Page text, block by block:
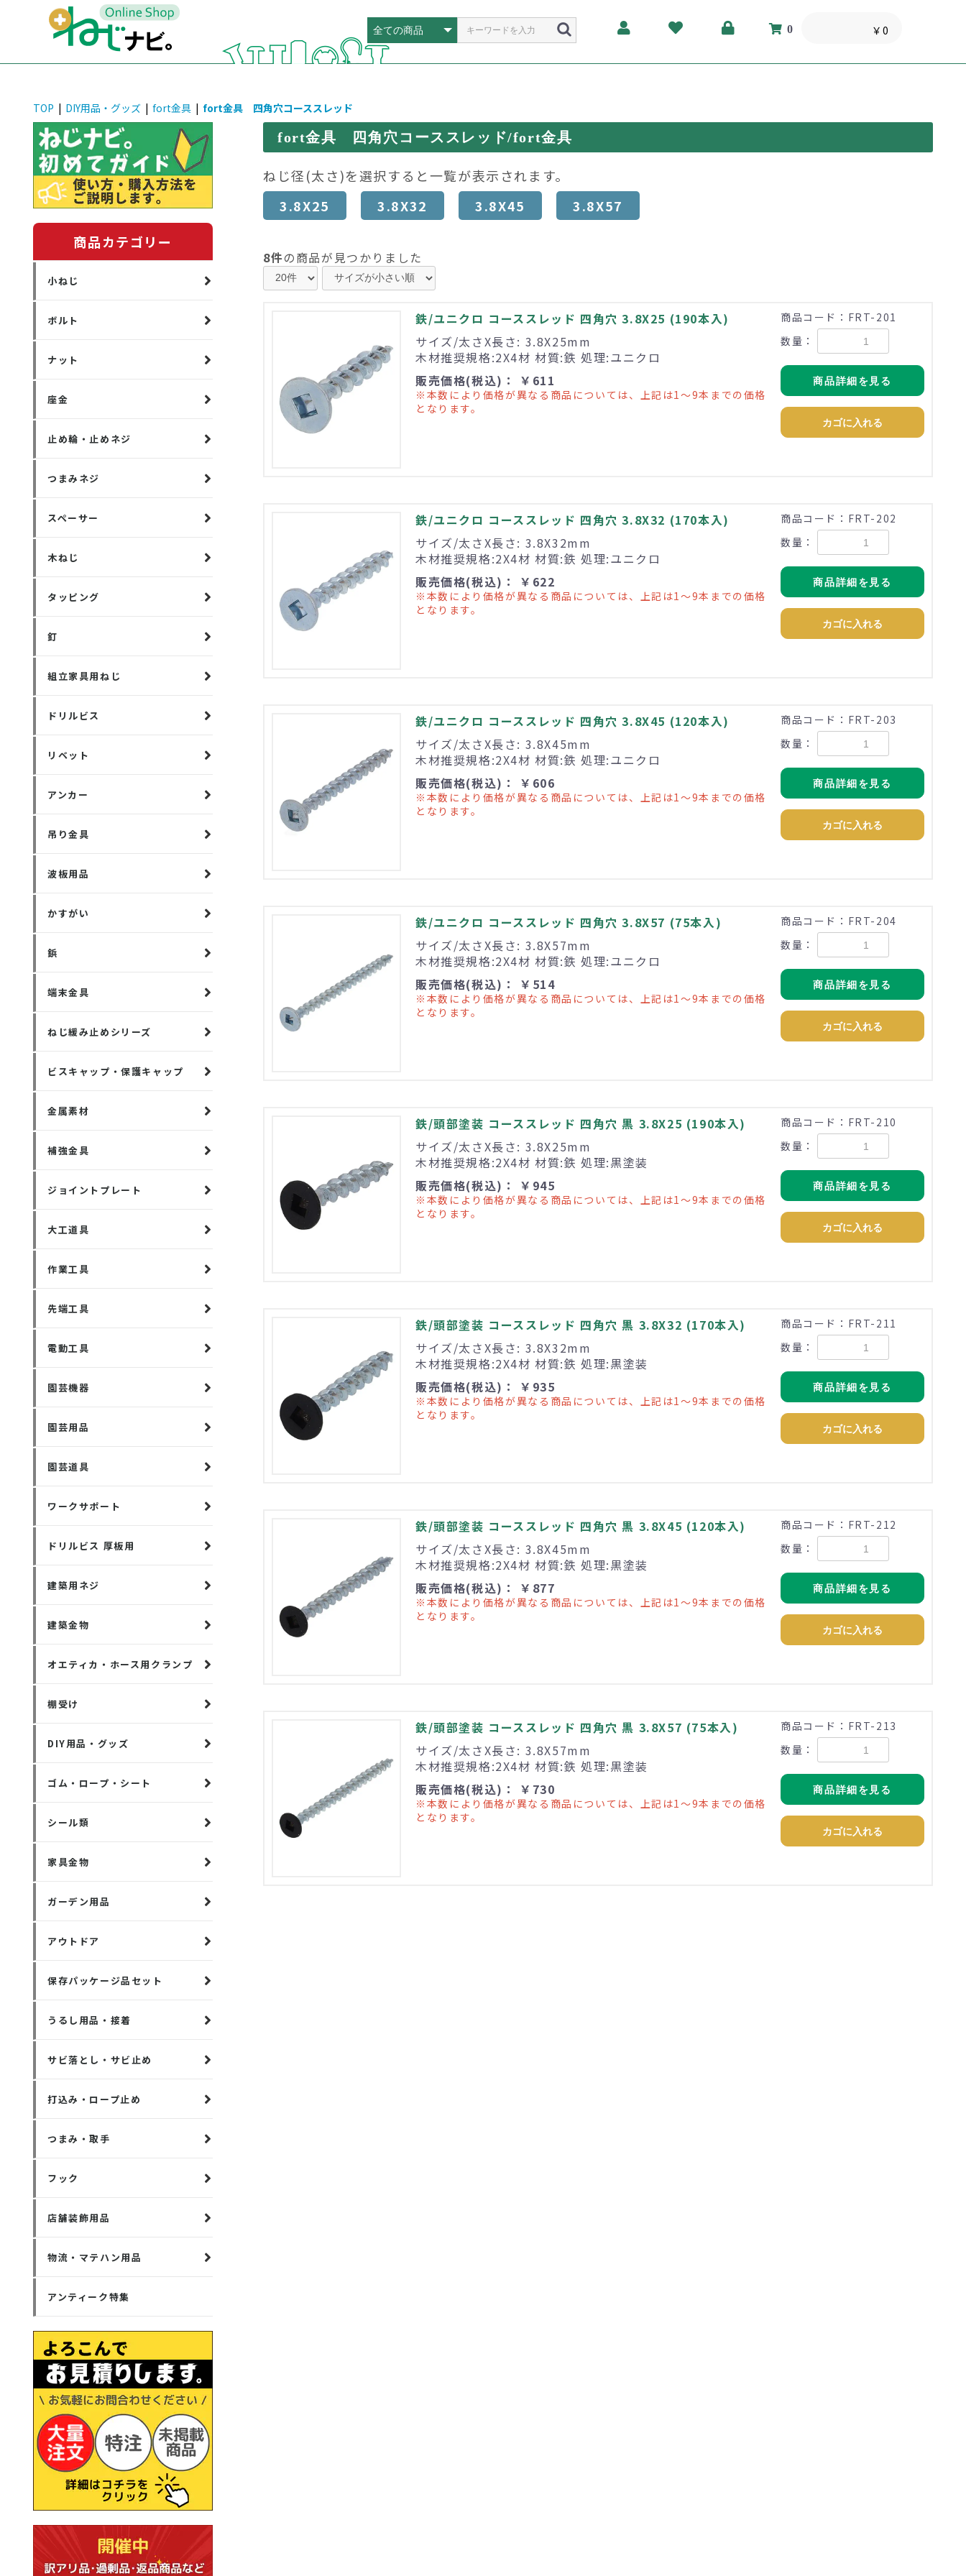
0 ￥0
TOP | DIY用品・グッズ | fort金具 | fort金具 四角穴コーススレッド
商品カテゴリー
小ねじ
ボルト
ナット
座金
止め輪・止めネジ
つまみネジ
スペーサー
木ねじ
タッピング
釘
組立家具用ねじ
ドリルビス
リベット
アンカー
吊り金具
波板用品
かすがい
鋲
端末金具
ねじ緩み止めシリーズ
ビスキャップ・保護キャップ
金属素材
補強金具
ジョイントプレート
大工道具
作業工具
先端工具
電動工具
園芸機器
園芸用品
園芸道具
ワークサポート
ドリルビス 厚板用
建築用ネジ
建築金物
オエティカ・ホース用クランプ
棚受け
DIY用品・グッズ
ゴム・ロープ・シート
シール類
家具金物
ガーデン用品
アウトドア
保存パッケージ品セット
うるし用品・接着
サビ落とし・サビ止め
打込み・ロープ止め
つまみ・取手
フック
店舗装飾用品
物流・マテハン用品
アンティーク特集
fort金具 四角穴コーススレッド/fort金具
ねじ径(太さ)を選択すると一覧が表示されます。
3.8X25
3.8X32 3.8X45 3.8X57
8件の商品が見つかりました
鉄/ユニクロ コーススレッド 四角穴 3.8X25 (190本入)
サイズ/太さX長さ: 3.8X25mm
木材推奨規格:2X4材 材質:鉄 処理:ユニクロ
販売価格(税込)： ￥611
※本数により価格が異なる商品については、上記は1～9本までの価格
となります。
商品コード：FRT-201
数量：
商品詳細を見る
カゴに入れる
鉄/ユニクロ コーススレッド 四角穴 3.8X32 (170本入)
サイズ/太さX長さ: 3.8X32mm
木材推奨規格:2X4材 材質:鉄 処理:ユニクロ
販売価格(税込)： ￥622
※本数により価格が異なる商品については、上記は1～9本までの価格
となります。
商品コード：FRT-202
数量：
商品詳細を見る
カゴに入れる
鉄/ユニクロ コーススレッド 四角穴 3.8X45 (120本入)
サイズ/太さX長さ: 3.8X45mm
木材推奨規格:2X4材 材質:鉄 処理:ユニクロ
販売価格(税込)： ￥606
※本数により価格が異なる商品については、上記は1～9本までの価格
となります。
商品コード：FRT-203
数量：
商品詳細を見る
カゴに入れる
鉄/ユニクロ コーススレッド 四角穴 3.8X57 (75本入)
サイズ/太さX長さ: 3.8X57mm
木材推奨規格:2X4材 材質:鉄 処理:ユニクロ
販売価格(税込)： ￥514
※本数により価格が異なる商品については、上記は1～9本までの価格
となります。
商品コード：FRT-204
数量：
商品詳細を見る
カゴに入れる
鉄/頭部塗装 コーススレッド 四角穴 黒 3.8X25 (190本入)
サイズ/太さX長さ: 3.8X25mm
木材推奨規格:2X4材 材質:鉄 処理:黒塗装
販売価格(税込)： ￥945
※本数により価格が異なる商品については、上記は1～9本までの価格
となります。
商品コード：FRT-210
数量：
商品詳細を見る
カゴに入れる
鉄/頭部塗装 コーススレッド 四角穴 黒 3.8X32 (170本入)
サイズ/太さX長さ: 3.8X32mm
木材推奨規格:2X4材 材質:鉄 処理:黒塗装
販売価格(税込)： ￥935
※本数により価格が異なる商品については、上記は1～9本までの価格
となります。
商品コード：FRT-211
数量：
商品詳細を見る
カゴに入れる
鉄/頭部塗装 コーススレッド 四角穴 黒 3.8X45 (120本入)
サイズ/太さX長さ: 3.8X45mm
木材推奨規格:2X4材 材質:鉄 処理:黒塗装
販売価格(税込)： ￥877
※本数により価格が異なる商品については、上記は1～9本までの価格
となります。
商品コード：FRT-212
数量：
商品詳細を見る
カゴに入れる
鉄/頭部塗装 コーススレッド 四角穴 黒 3.8X57 (75本入)
サイズ/太さX長さ: 3.8X57mm
木材推奨規格:2X4材 材質:鉄 処理:黒塗装
販売価格(税込)： ￥730
※本数により価格が異なる商品については、上記は1～9本までの価格
となります。
商品コード：FRT-213
数量：
商品詳細を見る
カゴに入れる